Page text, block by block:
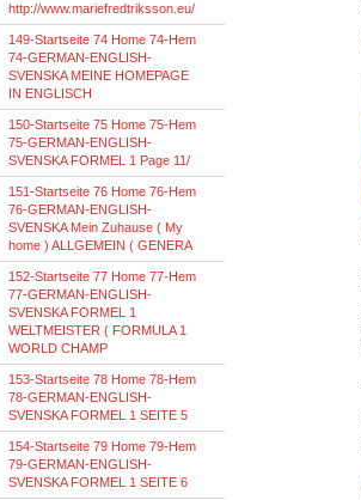
http://www.mariefredtriksson.eu/
149-Startseite 74 Home 74-Hem
74-GERMAN-ENGLISH-
SVENSKA MEINE HOMEPAGE
IN ENGLISCH
150-Startseite 75 Home 75-Hem
75-GERMAN-ENGLISH-
SVENSKA FORMEL 1 Page 11/
151-Startseite 76 Home 76-Hem
76-GERMAN-ENGLISH-
SVENSKA Mein Zuhause ( My
home ) ALLGEMEIN ( GENERA
152-Startseite 77 Home 77-Hem
77-GERMAN-ENGLISH-
SVENSKA FORMEL 1
WELTMEISTER ( FORMULA 1
WORLD CHAMP
153-Startseite 78 Home 78-Hem
78-GERMAN-ENGLISH-
SVENSKA FORMEL 1 SEITE 5
154-Startseite 79 Home 79-Hem
79-GERMAN-ENGLISH-
SVENSKA FORMEL 1 SEITE 6